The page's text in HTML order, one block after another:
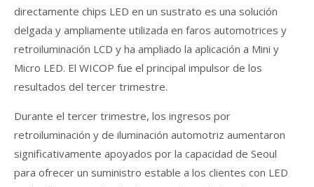
directamente chips LED en un sustrato es una solución
delgada y ampliamente utilizada en faros automotrices y
retroiluminación LCD y ha ampliado la aplicación a Mini y
Micro LED. El WICOP fue el principal impulsor de los
resultados del tercer trimestre.
Durante el tercer trimestre, los ingresos por
retroiluminación y de iluminación automotriz aumentaron
significativamente apoyados por la capacidad de Seoul
para ofrecer un suministro estable a los clientes con LED